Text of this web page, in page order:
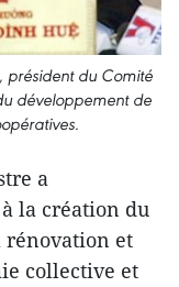
président du Comité
développement de
a
la création du
rénovation et
collective et